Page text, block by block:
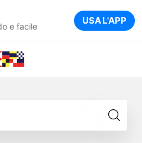
e facile USA L'APP